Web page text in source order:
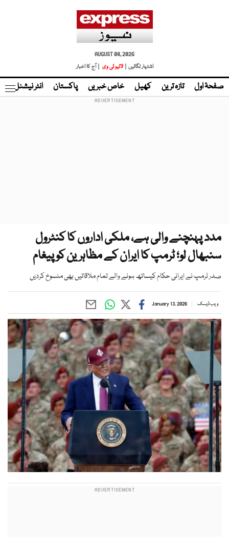
AUGUST 08, 2026
اشتہار لگائیں |
لائیو ٹی وی | آج کا اخبار
صفحۂ اول تازہ ترین کھیل خاص خبریں پاکستان انٹر نیشنل
مدد پہنچنے والی ہے، ملکی اداروں کا کنٹرول
سنبھال لو؛ ٹرمپ کا ایران کے مظاہرین کو پیغام
صدر ٹرمپ نے ایرانی حکام کیساتھ ہونے والے تمام ملاقاتیں بھی منسوخ کردیں
ویب ڈیسک January 13, 2026